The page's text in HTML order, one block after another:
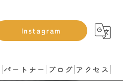
Instagram
パートナー ブログ アクセス